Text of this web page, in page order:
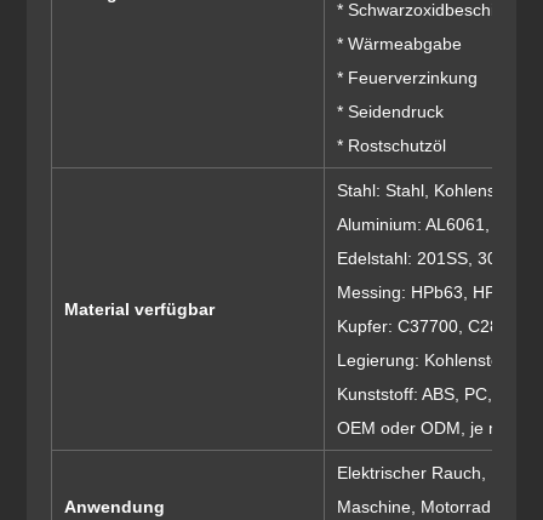
*
* Wärmeabgabe
* Feuerverzinkung
* Seidendruck
* Rostschutzöl
Material verfügbar
Stahl: Stahl,
Aluminium: AL6061,
Edelstahl: 201SS, 301SS,
Messing: HPb63, HPb62,
Kupfer: C37700, C28000,
Legierung:
Kunststoff: ABS, PC, PE,
OEM oder ODM, je nach
Anwendung
Elektrischer Rauch,
Maschine, Motorrad,